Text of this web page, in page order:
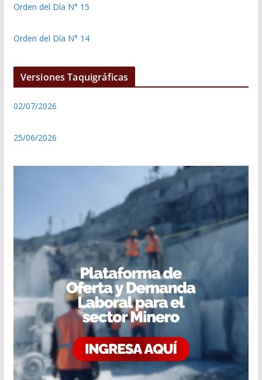
Orden del Día N° 15
Orden del Día N° 14
Versiones Taquigráficas
02/07/2026
25/06/2026